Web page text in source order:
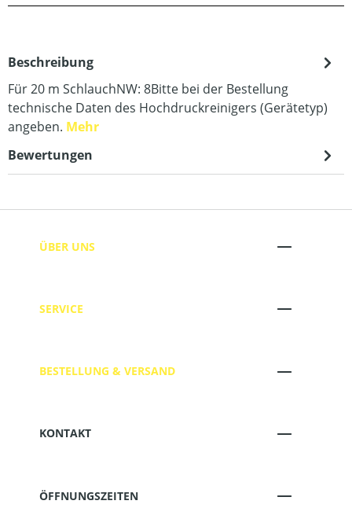
Beschreibung
Für 20 m SchlauchNW: 8Bitte bei der Bestellung
technische Daten des Hochdruckreinigers (Gerätetyp)
angeben. Mehr
Bewertungen
ÜBER UNS
SERVICE
BESTELLUNG & VERSAND
KONTAKT
ÖFFNUNGSZEITEN